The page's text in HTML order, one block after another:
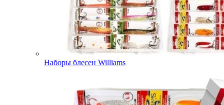
Наборы блесен Williams